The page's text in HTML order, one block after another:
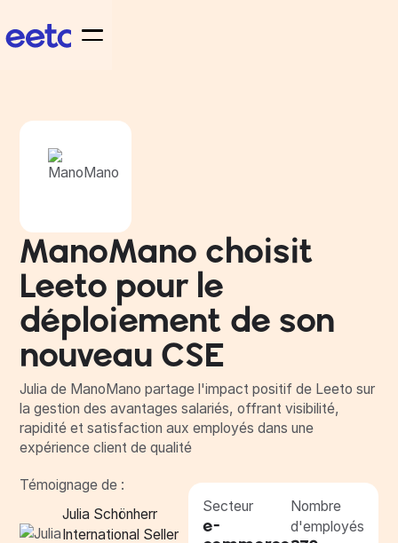
ManoMano choisit
Leeto pour le
déploiement de son
nouveau CSE
Julia de ManoMano partage l'impact positif de Leeto sur
la gestion des avantages salariés, offrant visibilité,
rapidité et satisfaction aux employés dans une
expérience client de qualité
Témoignage de :
Julia Schönherr
International Seller
Secteur
e-
Nombre
d'employés